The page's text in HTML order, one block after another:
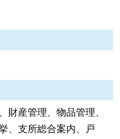
財産管理、物品管理、
、支所総合案内、戸